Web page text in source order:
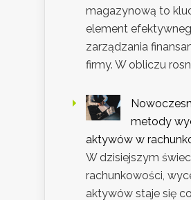
magazynową to
element
zarządzania
firmy. W obliczu
metody
aktywów w
W dzisiejszym
rachunkowości,
aktywów staje się